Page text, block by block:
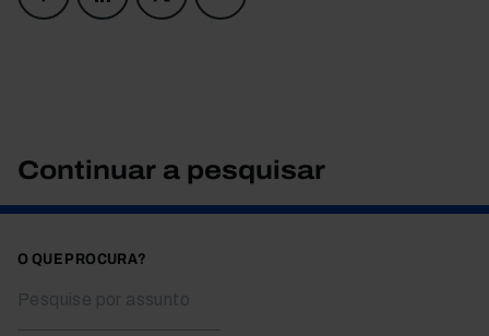
Continuar a pesquisar
O QUE PROCURA?